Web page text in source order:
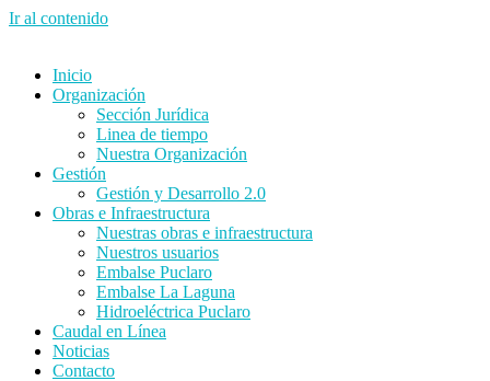
Ir al contenido
Inicio
Organización
Sección Jurídica
Linea de tiempo
Nuestra Organización
Gestión
Gestión y Desarrollo 2.0
Obras e Infraestructura
Nuestras obras e infraestructura
Nuestros usuarios
Embalse Puclaro
Embalse La Laguna
Hidroeléctrica Puclaro
Caudal en Línea
Noticias
Contacto